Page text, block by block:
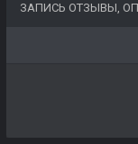
ЗАПИСЬ ОТЗЫВЫ,